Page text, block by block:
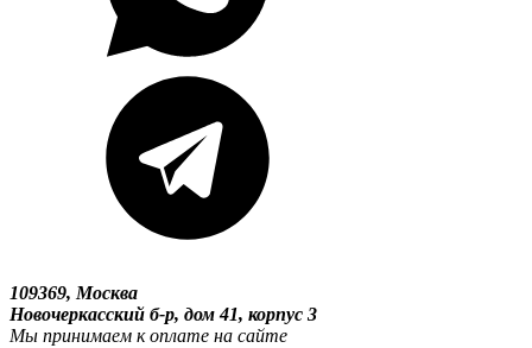
109369, Москва
Новочеркасский б-р, дом 41, корпус 3
Мы принимаем к оплате на сайте